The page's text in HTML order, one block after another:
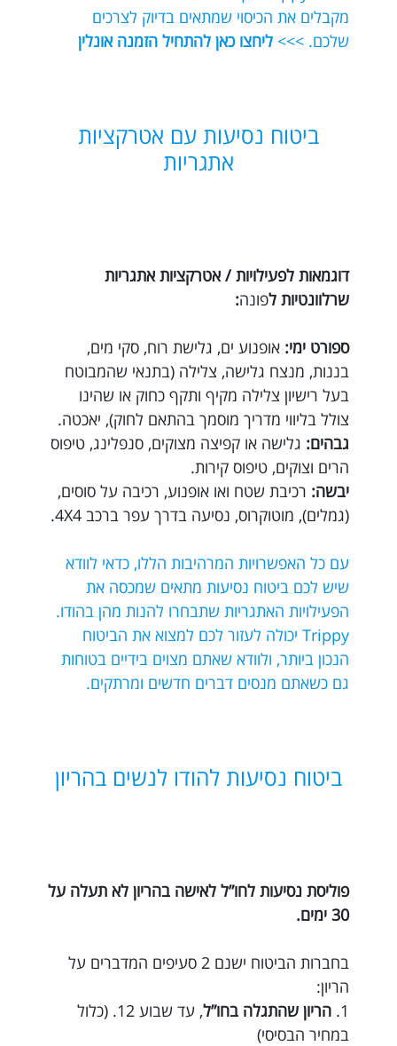
מקבלים את הכיסוי שמתאים בדיוק לצרכים
שלכם. >>> ליחצו כאן להתחיל הזמנה אונלין
ביטוח נסיעות עם אטרקציות
אתגריות
דוגמאות לפעילויות / אטרקציות אתגריות
שרלוונטיות לפונה:
ספורט ימי: אופנוע ים, גלישת רוח, סקי מים,
בננות, מנצח גלישה, צלילה (בתנאי שהמבוטח
בעל רישיון צלילה מקיף ותקף כחוק או שהינו
צולל בליווי מדריך מוסמך בהתאם לחוק), יאכטה.
גבהים: גלישה או קפיצה מצוקים, סנפלינג, טיפוס
הרים וצוקים, טיפוס קירות.
יבשה: רכיבת שטח ואו אופנוע, רכיבה על סוסים,
(גמלים), מוטוקרוס, נסיעה בדרך עפר ברכב 4X4.
עם כל האפשרויות המרהיבות הללו, כדאי לוודא
שיש לכם ביטוח נסיעות מתאים שמכסה את
הפעילויות האתגריות שתבחרו להנות מהן בהודו.
Trippy יכולה לעזור לכם למצוא את הביטוח
הנכון ביותר, ולוודא שאתם מצוים בידיים בטוחות
גם כשאתם מנסים דברים חדשים ומרתקים.
ביטוח נסיעות להודו לנשים בהריון
פוליסת נסיעות לחו”ל לאישה בהריון לא תעלה על
30 ימים.
בחברות הביטוח ישנם 2 סעיפים המדברים על
הריון:
1. הריון שהתגלה בחו”ל
, עד שבוע 12. (כלול
במחיר הבסיסי)